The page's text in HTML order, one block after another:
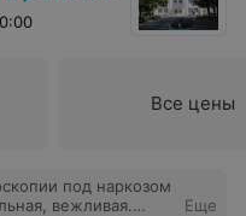
Все цены
под наркозом
вежливая.
Еще